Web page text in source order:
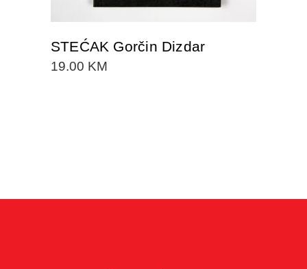
STEĆAK Gorčin Dizdar
19.00 KM